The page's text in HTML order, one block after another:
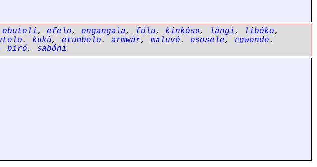
ebuteli, efelo, engangala, fúlu, kinkóso, lángi, libóko,
, kukù, etumbelo, armwár, maluvé, esosele, ngwende,
biró, sabóni